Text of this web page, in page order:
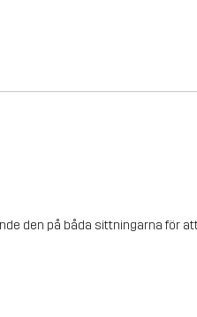
den på båda sittningarna för